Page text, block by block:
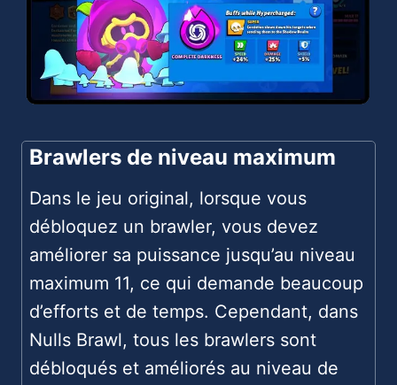
Brawlers de niveau maximum
Dans le jeu original, lorsque vous
débloquez un brawler, vous devez
améliorer sa puissance jusqu’au niveau
maximum 11, ce qui demande beaucoup
d’efforts et de temps. Cependant, dans
Nulls Brawl, tous les brawlers sont
débloqués et améliorés au niveau de